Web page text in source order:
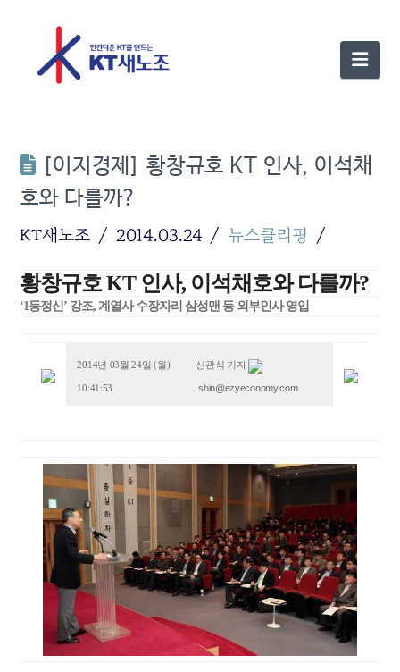
[이지경제] 황창규호 KT 인사, 이석채
호와 다를까?
KT새노조 2014.03.24 뉴스클리핑
황창규호 KT 인사, 이석채호와 다를까?
‘1등정신’ 강조, 계열사 수장자리 삼성맨 등 외부인사 영입
2014년 03월 24일 (월)
10:41:53
신관식 기자
shin@ezyeconomy.com